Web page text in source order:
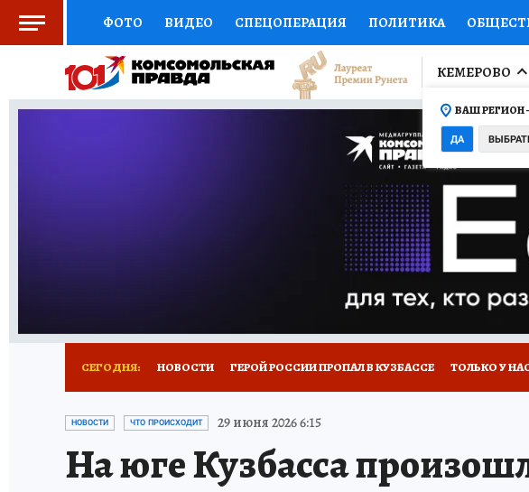
ФОТО ВИДЕО СПЕЦОПЕРАЦИЯ ПОЛИТИКА
СОЦПОДДЕРЖКА НАУКА СПОРТ КОЛУМНИСТЫ
ВЫБОР ЭКСПЕРТОВ ДОКТОР ФИНАНСЫ ОТКРЫВАЕМ
ПРОГНОЗЫ НА СПОРТ ПРОМОКОДЫ
ТЕЛЕВИЗОР
НОВОЕ НА САЙТЕ
КЕМЕРОВО
ВАШ РЕГИОН
ДА
СЕГОДНЯ: НОВОСТИ ГЕРОЙ РОССИИ ПРОПАЛ В КУЗБАССЕ ТОЛЬКО У
ЗАПОВЕДНАЯ РОССИЯ ПРОИСШЕСТВИЯ
НОВОСТИ ЧТО ПРОИСХОДИТ 29 июня 2026 6:15
На юге Кузбасса